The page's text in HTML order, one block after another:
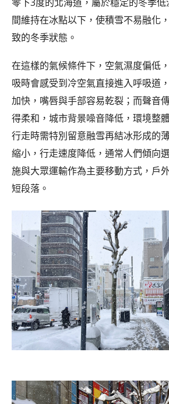
間維持在冰點以下，使積雪不易融化
致的冬季狀態。
在這樣的氣候條件下，空氣濕度偏低
吸時會感受到冷空氣直接進入呼吸道
加快，嘴唇與手部容易乾裂；而聲音
得柔和，城市背景噪音降低，環境整
行走時需特別留意融雪再結冰形成的
縮小，行走速度降低，通常人們傾向
施與大眾運輸作為主要移動方式，戶
短段落。